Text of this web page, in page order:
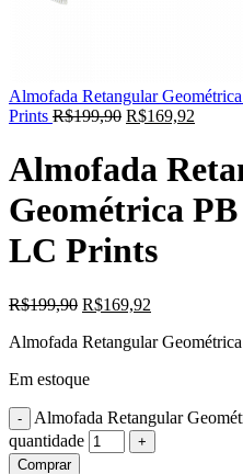
Almofada Retangular
Prints R$199,90 R$169,92
Almofada
Geométrica
LC Prints
R$199,90 R$169,92
Almofada Retangular
Em estoque
Almofada Retangular
quantidade
Comprar